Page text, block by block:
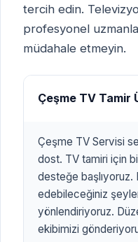
tercih edin.
profesyonel
müdahale etmeyin.
Çeşme TV Tamir
Çeşme TV Servisi
dost. TV tamiri için
desteğe başlıyoruz.
edebileceğiniz
yönlendiriyoruz.
ekibimizi